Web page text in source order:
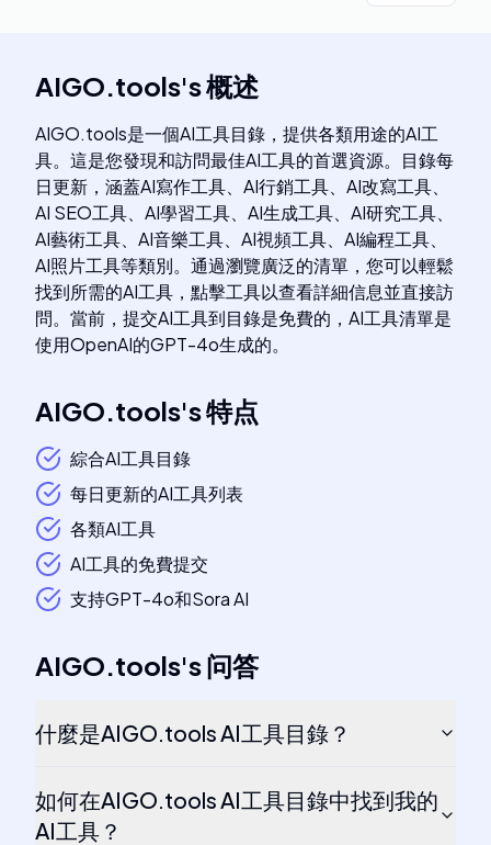
AIGO.tools's概述
AIGO.tools是一個AI工具目錄，提供各類用途的AI工
具。這是您發現和訪問最佳AI工具的首選資源。目錄每
日更新，涵蓋AI寫作工具、AI行銷工具、AI改寫工具、
AI SEO工具、AI學習工具、AI生成工具、AI研究工具、
AI藝術工具、AI音樂工具、AI視頻工具、AI編程工具、
AI照片工具等類別。通過瀏覽廣泛的清單，您可以輕鬆
找到所需的AI工具，點擊工具以查看詳細信息並直接訪
問。當前，提交AI工具到目錄是免費的，AI工具清單是
使用OpenAI的GPT-4o生成的。
AIGO.tools's特点
綜合AI工具目錄
每日更新的AI工具列表
各類AI工具
AI工具的免費提交
支持GPT-4o和Sora AI
AIGO.tools's问答
什麼是AIGO.tools AI工具目錄？
如何在AIGO.tools AI工具目錄中找到我的
AI工具？